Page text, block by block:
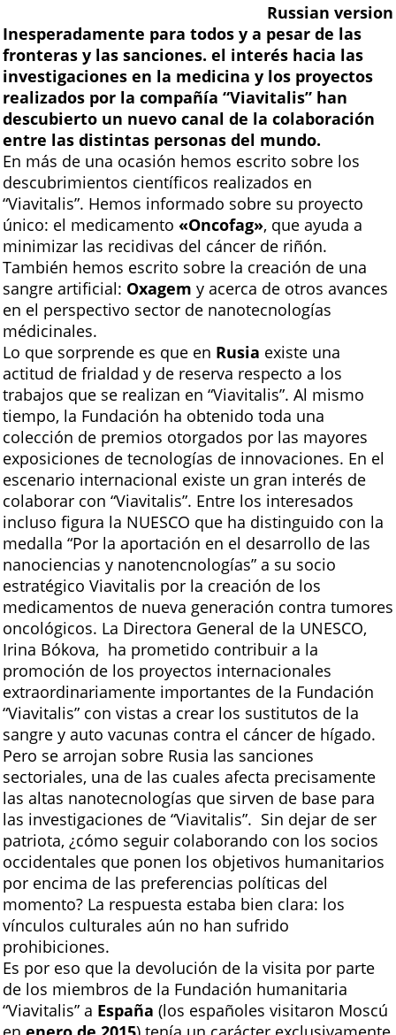
Russian version
Inesperadamente para todos y a pesar de las
fronteras y las sanciones. el interés hacia las
investigaciones en la medicina y los proyectos
realizados por la compañía “Viavitalis” han
descubierto un nuevo canal de la colaboración
entre las distintas personas del mundo.
En más de una ocasión hemos escrito sobre los
descubrimientos científicos realizados en
“Viavitalis”. Hemos informado sobre su proyecto
único: el medicamento «Oncofag», que ayuda a
minimizar las recidivas del cáncer de riñón.
También hemos escrito sobre la creación de una
sangre artificial: Oxagem y acerca de otros avances
en el perspectivo sector de nanotecnologías
médicinales.
Lo que sorprende es que en Rusia existe una
actitud de frialdad y de reserva respecto a los
trabajos que se realizan en “Viavitalis”. Al mismo
tiempo, la Fundación ha obtenido toda una
colección de premios otorgados por las mayores
exposiciones de tecnologías de innovaciones. En el
escenario internacional existe un gran interés de
colaborar con “Viavitalis”. Entre los interesados
incluso figura la NUESCO que ha distinguido con la
medalla “Por la aportación en el desarrollo de las
nanociencias y nanotencnologías” a su socio
estratégico Viavitalis por la creación de los
medicamentos de nueva generación contra tumores
oncológicos. La Directora General de la UNESCO,
Irina Bókova, ha prometido contribuir a la
promoción de los proyectos internacionales
extraordinariamente importantes de la Fundación
“Viavitalis” con vistas a crear los sustitutos de la
sangre y auto vacunas contra el cáncer de hígado.
Pero se arrojan sobre Rusia las sanciones
sectoriales, una de las cuales afecta precisamente
las altas nanotecnologías que sirven de base para
las investigaciones de “Viavitalis”. Sin dejar de ser
patriota, ¿cómo seguir colaborando con los socios
occidentales que ponen los objetivos humanitarios
por encima de las preferencias políticas del
momento? La respuesta estaba bien clara: los
vínculos culturales aún no han sufrido
prohibiciones.
Es por eso que la devolución de la visita por parte
de los miembros de la Fundación humanitaria
“Viavitalis” a España (los españoles visitaron Moscú